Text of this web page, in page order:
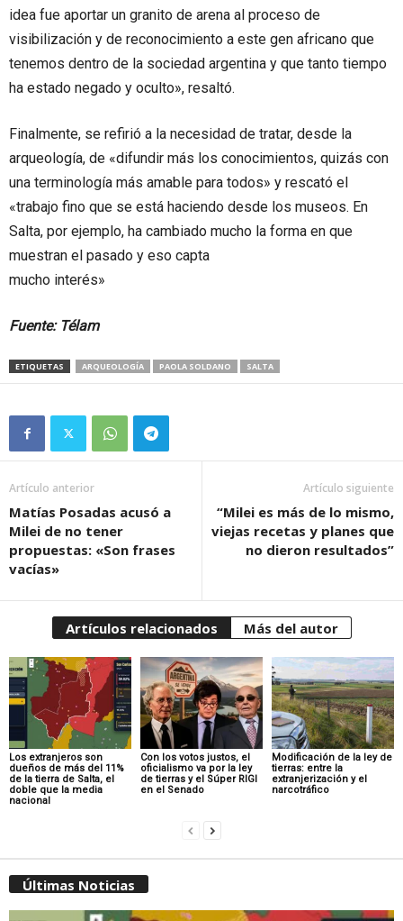
idea fue aportar un granito de arena al proceso de
visibilización y de reconocimiento a este gen africano que
tenemos dentro de la sociedad argentina y que tanto tiempo
ha estado negado y oculto», resaltó.
Finalmente, se refirió a la necesidad de tratar, desde la
arqueología, de «difundir más los conocimientos, quizás con
una terminología más amable para todos» y rescató el
«trabajo fino que se está haciendo desde los museos. En
Salta, por ejemplo, ha cambiado mucho la forma en que
muestran el pasado y eso capta
mucho interés»
Fuente: Télam
ETIQUETAS ARQUEOLOGÍA PAOLA SOLDANO SALTA
Artículo anterior
Matías Posadas acusó a
Milei de no tener
propuestas: «Son frases
vacías»
Artículo siguiente
“Milei es más de lo mismo,
viejas recetas y planes que
no dieron resultados”
Artículos relacionados Más del autor
Los extranjeros son
dueños de más del 11%
de la tierra de Salta, el
doble que la media
nacional
Con los votos justos, el
oficialismo va por la ley
de tierras y el Súper RIGI
en el Senado
Modificación de la ley de
tierras: entre la
extranjerización y el
narcotráfico
Últimas Noticias